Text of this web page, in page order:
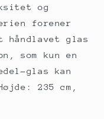
og
forener
håndlavet glas
som kun en
glas kan
235 cm,